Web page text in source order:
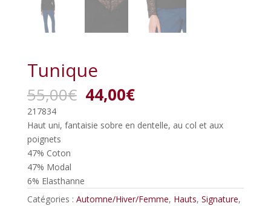
Tunique
55,00€ Le
prix
initial
était :
44,00€Le
prix
actuel
est :
217834
Haut uni, fantaisie sobre en dentelle, au col et aux
poignets
47% Coton
47% Modal
6% Elasthanne
Catégories : Automne/Hiver/Femme, Hauts, Signature,